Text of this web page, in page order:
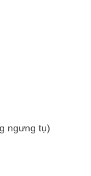
ngưng tụ)